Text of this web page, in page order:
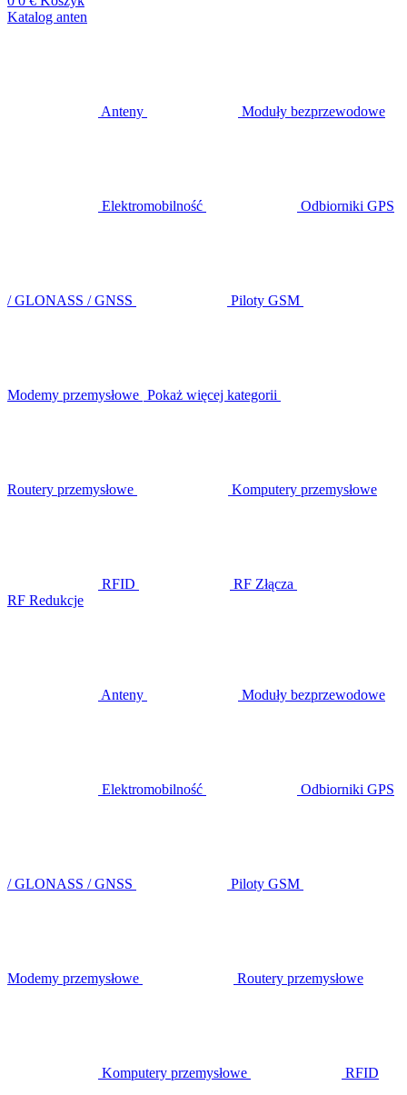
Katalog anten
Anteny Moduły bezprzewodowe
Elektromobilność Odbiorniki GPS
/ GLONASS / GNSS Piloty GSM
Modemy przemysłowe Pokaż więcej kategorii
Routery przemysłowe Komputery przemysłowe
RFID
RF Złącza
RF Redukcje
Anteny Moduły bezprzewodowe
Elektromobilność Odbiorniki GPS
/ GLONASS / GNSS Piloty GSM
Modemy przemysłowe Routery przemysłowe
Komputery przemysłowe RFID